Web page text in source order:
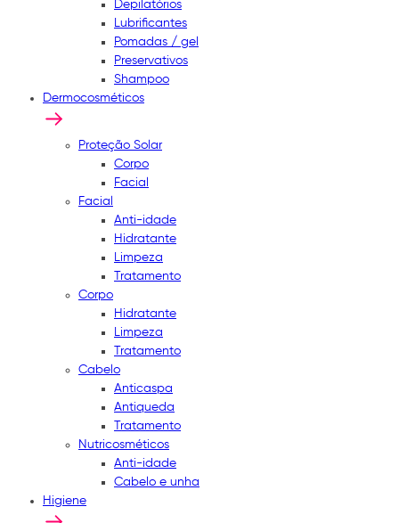
Depilatórios
Lubrificantes
Pomadas / gel
Preservativos
Shampoo
Dermocosméticos
Proteção Solar
Corpo
Facial
Facial
Anti-idade
Hidratante
Limpeza
Tratamento
Corpo
Hidratante
Limpeza
Tratamento
Cabelo
Anticaspa
Antiqueda
Tratamento
Nutricosméticos
Anti-idade
Cabelo e unha
Higiene